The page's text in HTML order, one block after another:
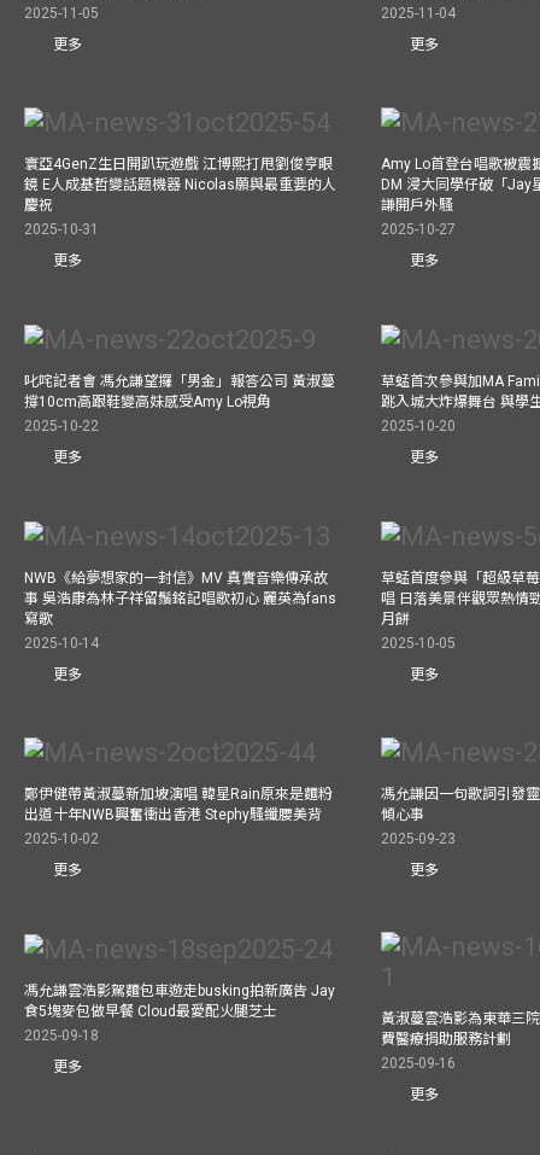
2025-11-05
更多
2025-11-04
更多
寰亞4GenZ生日開趴玩遊戲 江博熙打甩劉俊亨眼
鏡 E人成基哲變話題機器 Nicolas願與最重要的人
慶祝
2025-10-31
更多
Amy Lo首登台唱歌被震
DM 浸大同學仔破「Jay
謙開戶外騷
2025-10-27
更多
叱咤記者會 馮允謙望攞「男金」報答公司 黃淑蔓
撐10cm高跟鞋變高妹感受Amy Lo視角
2025-10-22
更多
草蜢首次參與加MA
跳入城大炸爆舞台 與學
2025-10-20
更多
NWB《給夢想家的一封信》MV 真實音樂傳承故
事 吳浩康為林子祥留鬚銘記唱歌初心 麗英為fans
寫歌
2025-10-14
更多
草蜢首度參與「超級草
唱 日落美景伴觀眾熱情
月餅
2025-10-05
更多
鄭伊健帶黃淑蔓新加坡演唱 韓星Rain原來是麵粉
出道十年NWB興奮衝出香港 Stephy騷纖腰美背
2025-10-02
更多
馮允謙因一句歌詞引發
傾心事
2025-09-23
更多
馮允謙雲浩影駕麵包車遊走busking拍新廣告 Jay
食5塊麥包做早餐 Cloud最愛配火腿芝士
2025-09-18
更多
黃淑蔓雲浩影為東華三
費醫療捐助服務計劃
2025-09-16
更多